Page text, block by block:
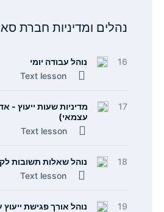
נהלים ומדיניות חברת
16
נוהל עבודה יומי
Text lesson
17
מדיניות שעות ייעוץ -
עצמאי)
Text lesson
18
נוהל שאלות תשובות
Text lesson
19
נוהל אורך פגישת